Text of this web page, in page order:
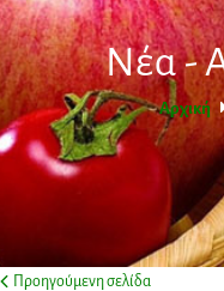
Νέα -
Αρχική
Προηγούμενη σελίδα